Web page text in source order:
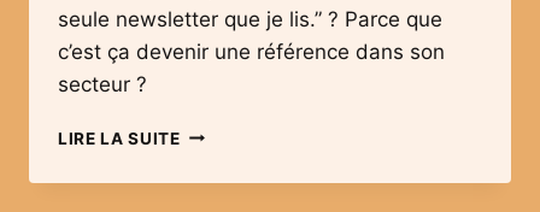
seule newsletter que je lis.” ? Parce que
c’est ça devenir une référence dans son
secteur ?
LIRE LA SUITECOMMENT
VOTRE